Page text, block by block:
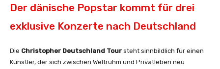
Der dänische Popstar kommt für drei
exklusive Konzerte nach Deutschland
Die Christopher Deutschland Tour steht sinnbildlich für einen
Künstler, der sich zwischen Weltruhm und Privatleben neu